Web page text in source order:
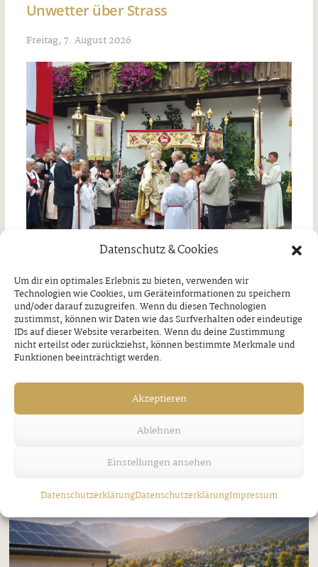
Datenschutz & Cookies
Um dir ein optimales Erlebnis zu bieten, verwenden wir
Technologien wie Cookies, um Geräteinformationen zu speichern
und/oder darauf zuzugreifen. Wenn du diesen Technologien
zustimmst, können wir Daten wie das Surfverhalten oder eindeutige
IDs auf dieser Website verarbeiten. Wenn du deine Zustimmung
nicht erteilst oder zurückziehst, können bestimmte Merkmale und
Funktionen beeinträchtigt werden.
Akzeptieren
Ablehnen
Einstellungen ansehen
DatenschutzerklärungDatenschutzerklärungImpressum
Unwetter über Strass
Freitag, 7. August 2026
Jakobi-Patrozinium in Strass
Freitag, 7. August 2026